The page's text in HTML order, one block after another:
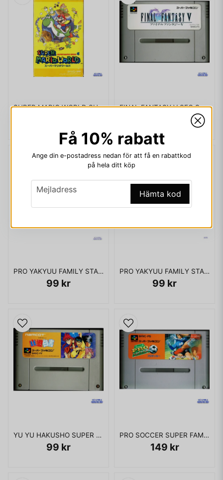
SUPER MARIO WORLD SUPER FAMICOM FINAL FANTASY V SFC SUPER FAMICOM
PRO YAKYUU FAMILY STADIUM 88 FAMICOM
99 kr
PRO YAKYUU FAMILY STADIUM FAMICOM
99 kr
YU YU HAKUSHO SUPER FAMICOM
99 kr
PRO SOCCER SUPER FAMICOM
149 kr
Få 10% rabatt
Ange din e-postadress nedan för att få en rabattkod
på hela ditt köp
email
Mejladress Hämta kod